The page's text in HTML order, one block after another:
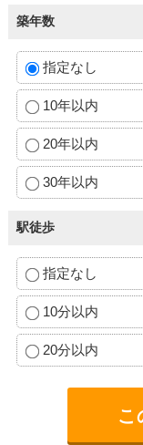
築年数
指定なし
10年以内
20年以内
30年以内
駅徒歩
指定なし
10分以内
20分以内